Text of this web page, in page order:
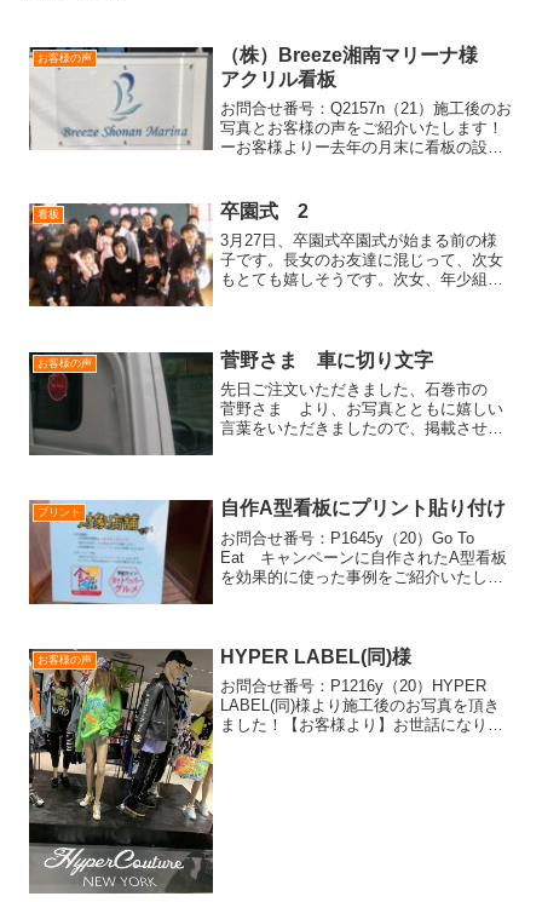
お客様の声
（株）Breeze湘南マリーナ様
アクリル看板
お問合せ番号：Q2157n（21）施工後のお
写真とお客様の声をご紹介いたします！
ーお客様よりー去年の月末に看板の設置
きさ等希望通りでしたまたお願いするこ
とがありましたら...
看板 卒園式 2
3月27日、卒園式卒園式が始まる前の様
子です。長女のお友達に混じって、次女
もとても嬉しそうです。次女、年少組の
女がｽﾃｰｼﾞに立って...
お客様の声 菅野さま 車に切り文字
先日ご注文いただきました、石巻市の
菅野さま より、お写真とともに嬉しい
言葉をいただきましたので、掲載させて
いただきホン...
プリント 自作A型看板にプリント貼り付け
お問合せ番号：P1645y（20）Go To
Eat キャンペーンに自作されたA型看板
を効果的に使った事例をご紹介いたしま
はその板面...
お客様の声 HYPER LABEL(同)様
お問合せ番号：P1216y（20）HYPER
LABEL(同)様より施工後のお写真を頂き
ました！【お客様より】お世話になりま